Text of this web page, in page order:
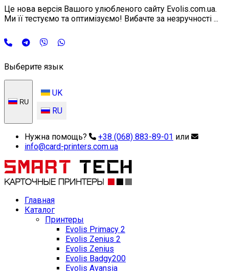
Це нова версія Вашого улюбленого сайту Evolis.com.ua.
Ми її тестуємо та оптимізуємо! Вибачте за незручності ...
Выберите язык
RU
UK
RU
Нужна помощь? +38 (068) 883-89-01 или
info@card-printers.com.ua
Главная
Каталог
Принтеры
Evolis Primacy 2
Evolis Zenius 2
Evolis Zenius
Evolis Badgy200
Evolis Avansia